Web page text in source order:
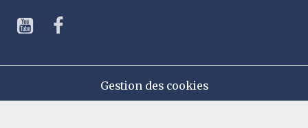
Gestion des cookies